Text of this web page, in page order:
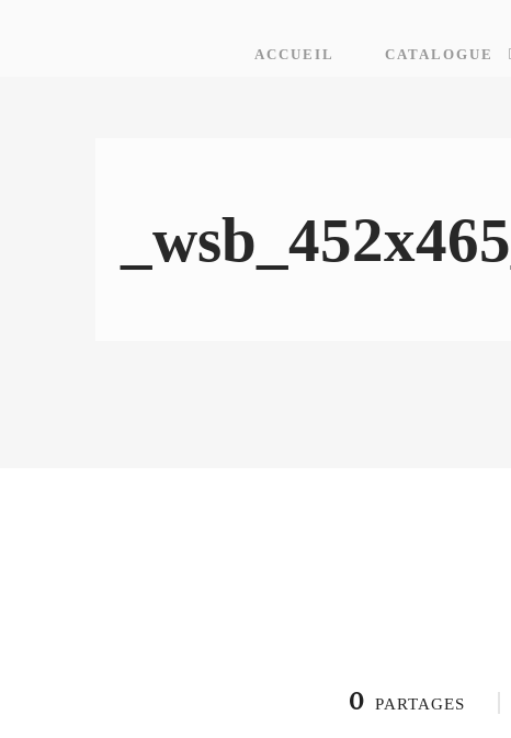
ACCUEIL CATALOGUE
0 PARTAGES